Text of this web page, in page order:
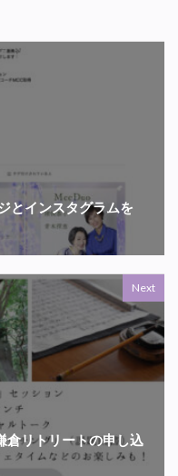
とインスタグラムを
Next
リトリートの申し込